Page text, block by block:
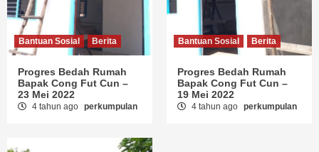
Bantuan Sosial Berita
Progres Bedah Rumah
Bapak Cong Fut Cun –
23 Mei 2022
4 tahun ago perkumpulan
Bantuan Sosial Berita
Progres Bedah Rumah
Bapak Cong Fut Cun –
19 Mei 2022
4 tahun ago perkumpulan